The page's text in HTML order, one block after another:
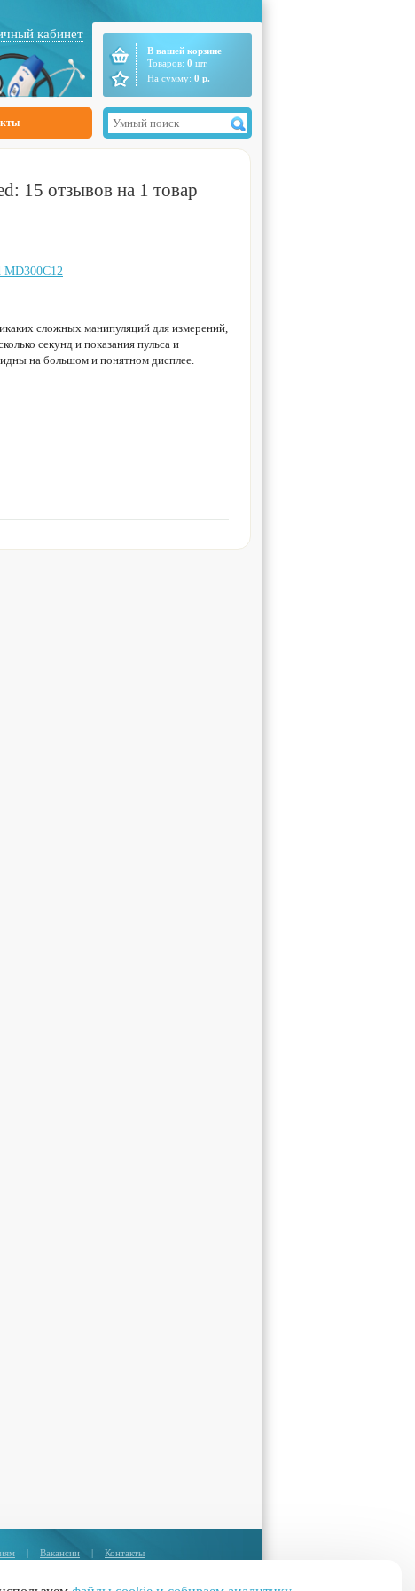
кабинет
В вашей корзине
Товаров: 0 шт.
На сумму: 0 р.
15 отзывов на 1 товар
MD300C12
сложных манипуляций для измерений,
секунд и показания пульса и
на большом и понятном дисплее.
| Вакансии | Контакты